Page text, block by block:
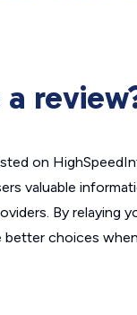
on
valuable
By relaying
choices